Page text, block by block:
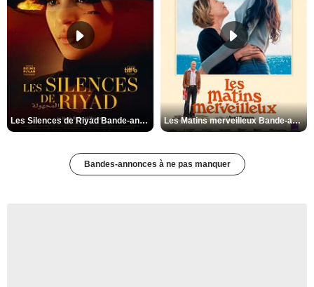
Les Silences de Riyad Bande-annonce VO STFR Les Matins merveilleux Bande-annonce VF
Bandes-annonces à ne pas manquer